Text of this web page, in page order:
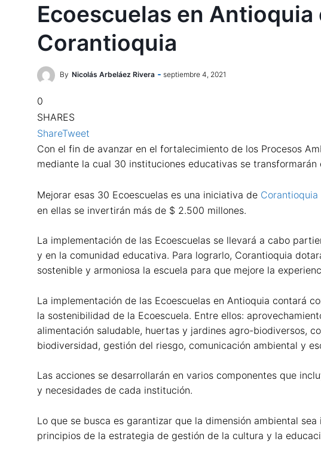
Ecoescuelas en
Corantioquia
By Nicolás Arbeláez Rivera septiembre 4, 2021
0
SHARES
ShareTweet
Con el fin de avanzar en el fortalecimiento de los Procesos
mediante la cual 30 instituciones educativas se
Mejorar esas 30 Ecoescuelas es una iniciativa de Corantioquia
en ellas se invertirán más de $ 2.500 millones.
La implementación de las Ecoescuelas se llevará a cabo
y en la comunidad educativa. Para lograrlo, Corantioquia
sostenible y armoniosa la escuela para que mejore la
La implementación de las Ecoescuelas en Antioquia contará
la sostenibilidad de la Ecoescuela. Entre ellos:
alimentación saludable, huertas y jardines agro-biodiversos,
biodiversidad, gestión del riesgo, comunicación ambiental y
Las acciones se desarrollarán en varios componentes que
y necesidades de cada institución.
Lo que se busca es garantizar que la dimensión ambiental
principios de la estrategia de gestión de la cultura y la